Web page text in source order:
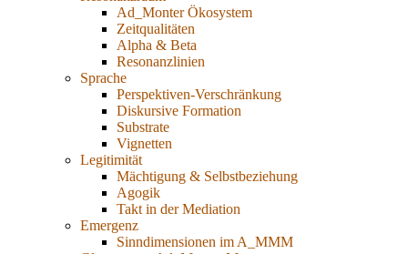
Ad_Monter Ökosystem
Zeitqualitäten
Alpha & Beta
Resonanzlinien
Sprache
Perspektiven-Verschränkung
Diskursive Formation
Substrate
Vignetten
Legitimität
Mächtigung & Selbstbeziehung
Agogik
Takt in der Mediation
Emergenz
Sinndimensionen im A_MMM